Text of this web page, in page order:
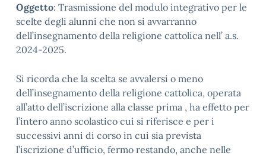
Oggetto: Trasmissione del modulo integrativo per le
scelte degli alunni che non si avvarranno
dell’insegnamento della religione cattolica nell’ a.s.
2024-2025.
Si ricorda che la scelta se avvalersi o meno
dell’insegnamento della religione cattolica, operata
all’atto dell’iscrizione alla classe prima , ha effetto per
l’intero anno scolastico cui si riferisce e per i
successivi anni di corso in cui sia prevista
l’iscrizione d’ufficio, fermo restando, anche nelle